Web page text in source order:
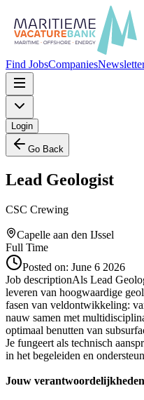
Find JobsCompanies
Login
Go Back
Lead Geologist
CSC Crewing
Capelle aan den IJssel
Full Time
Posted on: June 6 2026
Job descriptionAls Lead
leveren van hoogwaardige
fasen van veldontwikkeling:
nauw samen met
optimaal benutten van
Je fungeert als technisch
in het begeleiden en
Jouw verantwoordelijkheden